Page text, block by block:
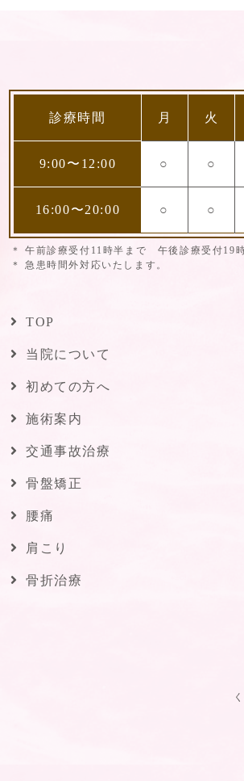
診療時間 月 火
9:00〜12:00 ○ ○
16:00〜20:00 ○ ○
午前診療受付11時半まで 午後診療受付19
急患時間外対応いたします。
TOP
当院について
初めての方へ
施術案内
交通事故治療
骨盤矯正
腰痛
肩こり
骨折治療